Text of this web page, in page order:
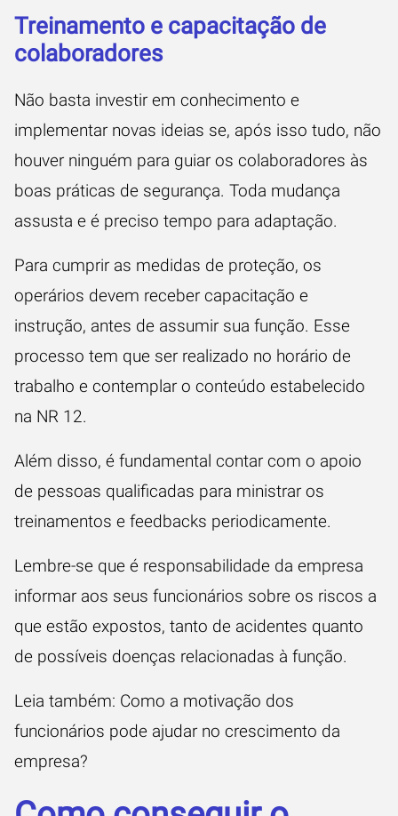
Treinamento e capacitação de
colaboradores
Não basta investir em conhecimento e
implementar novas ideias se, após isso tudo, não
houver ninguém para guiar os colaboradores às
boas práticas de segurança. Toda mudança
assusta e é preciso tempo para adaptação.
Para cumprir as medidas de proteção, os
operários devem receber capacitação e
instrução, antes de assumir sua função. Esse
processo tem que ser realizado no horário de
trabalho e contemplar o conteúdo estabelecido
na NR 12.
Além disso, é fundamental contar com o apoio
de pessoas qualificadas para ministrar os
treinamentos e feedbacks periodicamente.
Lembre-se que é responsabilidade da empresa
informar aos seus funcionários sobre os riscos a
que estão expostos, tanto de acidentes quanto
de possíveis doenças relacionadas à função.
Leia também: Como a motivação dos
funcionários pode ajudar no crescimento da
empresa?